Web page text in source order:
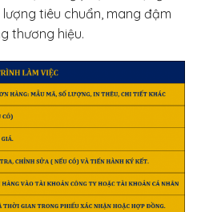
tiêu chuẩn, mang đậm
thương hiệu.